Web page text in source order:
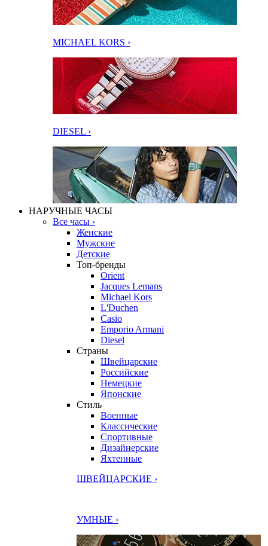
MICHAEL KORS ›
DIESEL ›
НАРУЧНЫЕ ЧАСЫ
Все часы ›
Женские
Мужские
Детские
Топ-бренды
Orient
Jacques Lemans
Michael Kors
L'Duchen
Casio
Emporio Armani
Diesel
Страны
Швейцарские
Российские
Немецкие
Японские
Стиль
Военные
Классические
Спортивные
Дизайнерские
Яхтенные
ШВЕЙЦАРСКИЕ ›
УМНЫЕ ›